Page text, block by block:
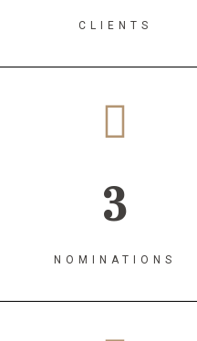
CLIENTS
3
NOMINATIONS